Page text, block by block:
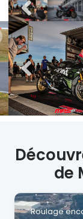
de
Roulage